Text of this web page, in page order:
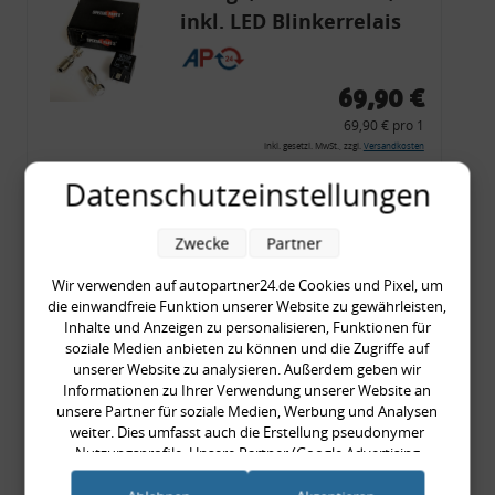
inkl. LED Blinkerrelais
CF 14
69,90 €
69,90 € pro 1
inkl. gesetzl. MwSt., zzgl. Versandkosten
Merkzettel
Rückleuchtenband mit
Blinker, rot, US-Ecken,
Audi 80 Cabrio, Typ 89,
OE-Nr.: 8G0945225 +
8G0945225C
999,99 €
Datenschutzeinstellungen
Wir verwenden auf autopartner24.de Cookies und Pixel, um
die einwandfreie Funktion unserer Website zu gewährleisten,
Inhalte und Anzeigen zu personalisieren, Funktionen für
soziale Medien anbieten zu können und die Zugriffe auf
unserer Website zu analysieren. Außerdem geben wir
Informationen zu Ihrer Verwendung unserer Website an
unsere Partner für soziale Medien, Werbung und Analysen
weiter. Dies umfasst auch die Erstellung pseudonymer
Nutzungsprofile. Unsere Partner (Google Advertising
Products) führen diese Informationen möglicherweise mit
Zwecke Partner